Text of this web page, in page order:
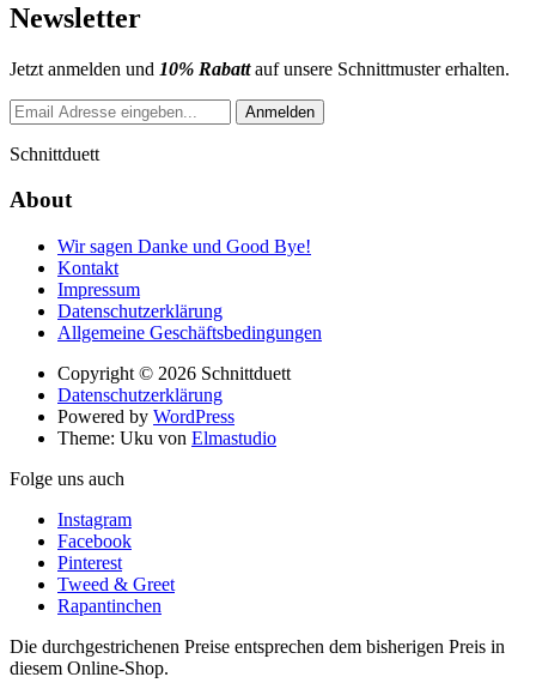
Newsletter
Jetzt anmelden und 10% Rabattauf unsere Schnittmuster erhalten.
Schnittduett
About
Wir sagen Danke und Good Bye!
Kontakt
Impressum
Datenschutzerklärung
Allgemeine Geschäftsbedingungen
Copyright © 2026 Schnittduett
Datenschutzerklärung
Powered by WordPress
Theme: Uku von Elmastudio
Folge uns auch
Instagram
Facebook
Pinterest
Tweed & Greet
Rapantinchen
Die durchgestrichenen Preise entsprechen dem bisherigen Preis in
diesem Online-Shop.